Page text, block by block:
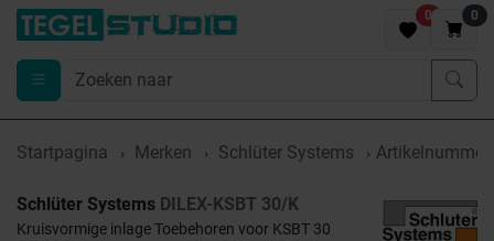
0 0
Startpagina Merken Schlüter Systems
Schlüter Systems DILEX-KSBT 30/K
Kruisvormige inlage Toebehoren voor KSBT 30